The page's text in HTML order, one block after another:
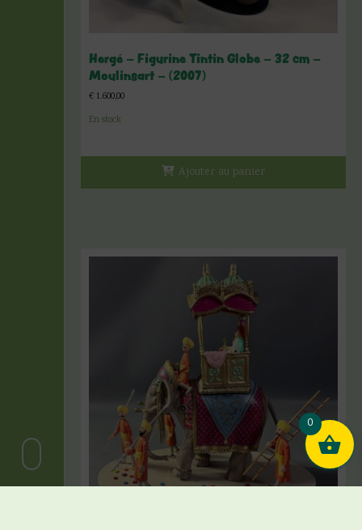
Hergé – Figurine Tintin Globe – 32 cm –
Moulinsart – (2007)
€ 1.600,00
En stock
Ajouter au panier
0